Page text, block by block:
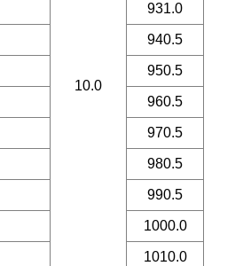
10.0
931.0
940.5
950.5
960.5
970.5
980.5
990.5
1000.0
1010.0